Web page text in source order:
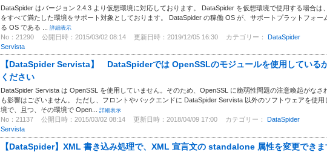
DataSpider はバージョン 2.4.3 より仮想環境に対応しております。 DataSpider を仮想環境で使用する場合は
をすべて満たした環境をサポート対象としております。 DataSpider の稼働 OS が、サポートプラットフォー
る OS である ...
詳細表示
No：21290 公開日時：2015/03/02 08:14 更新日時：2019/12/05 16:30 カテゴリー： DataSpider
Servista
【DataSpider Servista】 DataSpiderでは OpenSSLのモジュールを使用している
ください
DataSpider Servista は OpenSSL を使用していません。そのため、OpenSSL に脆弱性問題の注意喚起がなさ
も影響はございません。 ただし、フロントやバックエンドに DataSpider Servista 以外のソフトウェアを使用
境で、且つ、その環境で Open...
詳細表示
No：21137 公開日時：2015/03/02 08:14 更新日時：2018/04/09 17:00 カテゴリー： DataSpider
Servista
【DataSpider】XML 書き込み処理で、XML 宣言文の standalone 属性を変更できま